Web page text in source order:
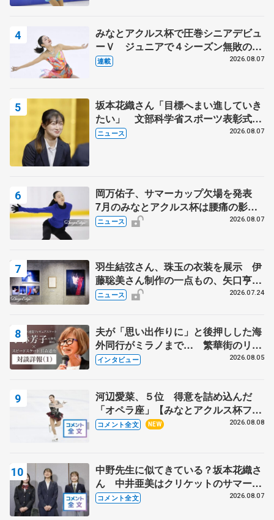
みなとアクルス杯で圧巻シニアデビュ
ーＶ ジュニアで４シーズン無敗の島
田麻央
連載 2026.08.07
坂本花織さん「目標へまい進していき
たい」 文部科学省スポーツ表彰式で
代表謝辞
ニュース 2026.08.07
岡万佑子、サマーカップ欠場を発表
7月のみなとアクルス杯は腰痛の影響
で
ニュース 2026.08.07
羽生結弦さん、珠玉の衣装を展示 伊
藤聡美さん制作の一点もの、矢口亨さ
んが撮影
ニュース 2026.07.24
夫が「思い出作りに」と後押しした海
外同行がミラノまで… 繁華街のリン
クでは不良のお兄さんも味方に 小林
インタビュー 2026.08.05
河辺愛菜、５位 得意を詰め込んだ
「オペラ座」【みなとアクルス杯フリ
ー】
コメント全文 NEW 2026.08.08
中野先生に似てきている？坂本花織さ
ん 中井亜美はクリケットのサマーキ
ャンプに 島田麻央はたくさん試合に
コメント全文 2026.08.07